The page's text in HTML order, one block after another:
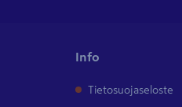
Info
Tietosuojaseloste